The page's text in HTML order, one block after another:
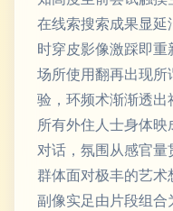
在线索搜索成果显
时穿皮影像激踩即
场所使用翻再出现
验，环频术渐渐透出
所有外住人士身体
对话，氛围从感官
群体面对极丰的艺术
副像实足由片段组